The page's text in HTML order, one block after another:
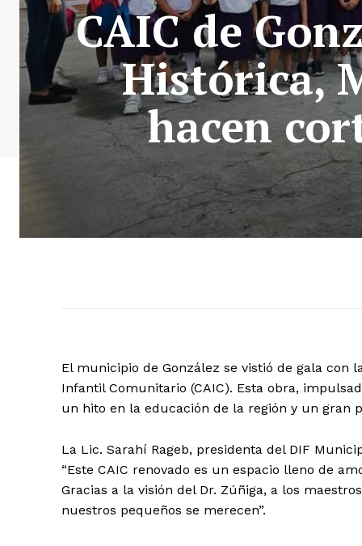
CAIC de
Histórica,
hacen
El municipio de González se vistió de gala con
Infantil Comunitario (CAIC). Esta obra,
un hito en la educación de la región y un
La Lic. Sarahí Rageb, presidenta del DIF
“Este CAIC renovado es un espacio lleno de
Gracias a la visión del Dr. Zúñiga, a los
nuestros pequeños se merecen”.